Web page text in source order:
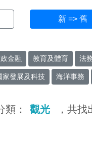
新 => 舊
金融 教育及體育 法
家發展及科技 海洋事務
類： 觀光 ，共找